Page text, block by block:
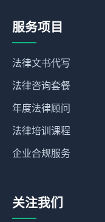
服务项目
法律文书代写
法律咨询套餐
年度法律顾问
法律培训课程
企业合规服务
关注我们